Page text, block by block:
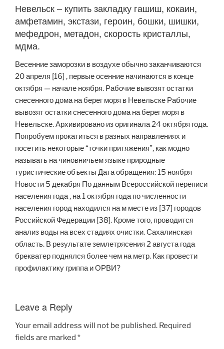
Невельск – купить закладку гашиш, кокаин,
амфетамин, экстази, героин, бошки, шишки,
мефедрон, метадон, скорость кристаллы,
мдма.
Весенние заморозки в воздухе обычно заканчиваются
20 апреля [16] , первые осенние начинаются в конце
октября — начале ноября. Рабочие вывозят остатки
снесенного дома на берег моря в Невельске Рабочие
вывозят остатки снесенного дома на берег моря в
Невельске. Архивировано из оригинала 24 октября года.
Попробуем прокатиться в разных направлениях и
посетить некоторые “точки притяжения”, как модно
называть на чиновничьем языке природные
туристические объекты Дата обращения: 15 ноября
Новости 5 декабря По данным Всероссийской переписи
населения года , на 1 октября года по численности
населения город находился на м месте из [37] городов
Российской Федерации [38]. Кроме того, проводится
анализ воды на всех стадиях очистки. Сахалинская
область. В результате землетрясения 2 августа года
брекватер поднялся более чем на метр. Как провести
профилактику гриппа и ОРВИ?
Leave a Reply
Your email address will not be published. Required
fields are marked *